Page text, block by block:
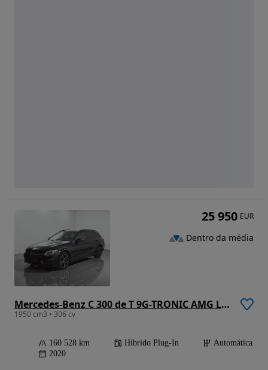
Mercedes-Benz C 300 de T 9G-TRONIC AMG Line
1950 cm3 • 306 cv
160 528 km Híbrido Plug-In
Automática
2020
25 950 EUR
Dentro da média